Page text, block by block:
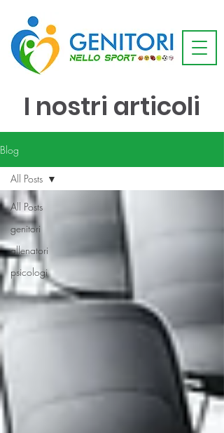
I nostri articoli
Blog
All Posts
genitori
allenatori
psicologi
All Posts